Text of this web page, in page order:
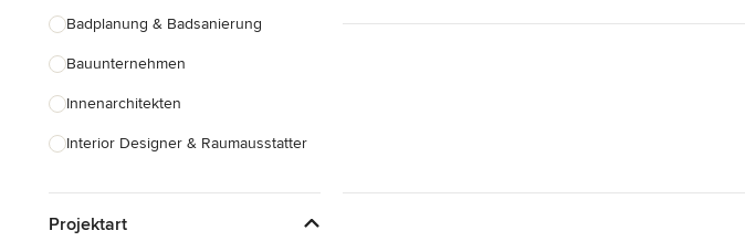
Badplanung & Badsanierung
Bauunternehmen
Innenarchitekten
Interior Designer & Raumausstatter
Landschaftsarchitekten
Projektart